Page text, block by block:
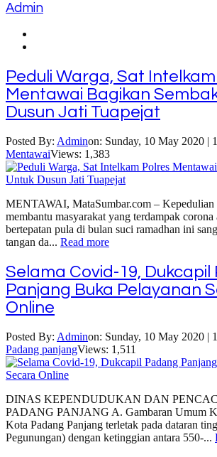
Admin
Peduli Warga, Sat
Mentawai Bagikan
Dusun Jati Tuapejat
Posted By: Adminon: Sunday, 10 May 2020 |
MentawaiViews: 1,383
MENTAWAI, MataSumbar.com – Kepedulian
membantu masyarakat yang terdampak
bertepatan pula di bulan suci ramadhan ini
tangan da... Read more
Selama Covid-19, Dukcapil
Panjang Buka Pelayanan
Online
Posted By: Adminon: Sunday, 10 May 2020 |
Padang panjangViews: 1,511
DINAS KEPENDUDUKAN DAN
PADANG PANJANG A. Gambaran Umum
Kota Padang Panjang terletak pada dataran
Pegunungan) dengan ketinggian antara 550-...